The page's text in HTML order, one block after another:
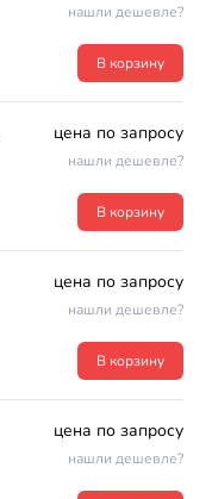
нашли дешевле?
В корзину
цена по запросу
нашли дешевле?
В корзину
цена по запросу
нашли дешевле?
В корзину
цена по запросу
нашли дешевле?